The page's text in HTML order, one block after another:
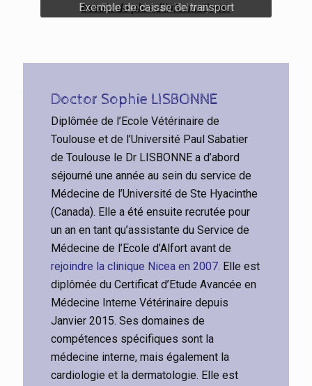
Stressed_cat_Feliway
Exemple de caisse de transport
besoin de plus d’informations.
Doctor Sophie LISBONNE
Diplômée de l’Ecole Vétérinaire de
Toulouse et de l’Université Paul Sabatier
de Toulouse le Dr LISBONNE a d’abord
séjourné une année au sein du service de
Médecine de l’Université de Ste Hyacinthe
(Canada). Elle a été ensuite recrutée pour
un an en tant qu’assistante du Service de
Médecine de l’Ecole d’Alfort avant de
rejoindre la clinique Nicea en 2007. Elle est
diplômée du Certificat d’Etude Avancée en
Médecine Interne Vétérinaire depuis
Janvier 2015. Ses domaines de
compétences spécifiques sont la
médecine interne, mais également la
cardiologie et la dermatologie. Elle est